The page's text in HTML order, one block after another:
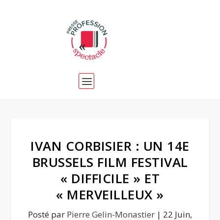
IVAN CORBISIER : UN 14E
BRUSSELS FILM FESTIVAL
« DIFFICILE » ET
« MERVEILLEUX »
Posté par Pierre Gelin-Monastier | 22 Juin,